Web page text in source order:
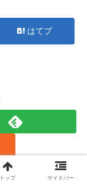
はてブ
トップ サイドバー